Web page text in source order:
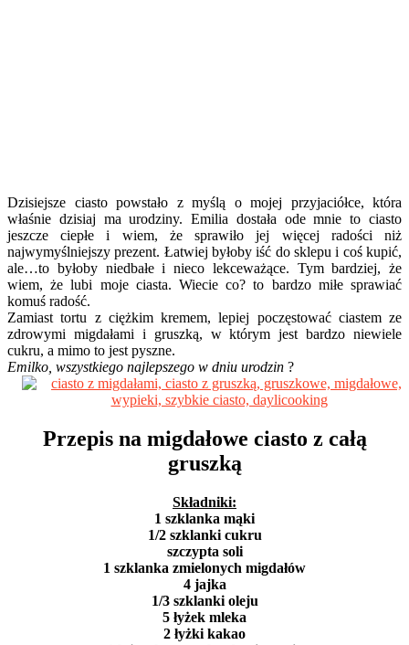
Dzisiejsze ciasto powstało z myślą o mojej przyjaciółce, która
właśnie dzisiaj ma urodziny. Emilia dostała ode mnie to ciasto
jeszcze ciepłe i wiem, że sprawiło jej więcej radości niż
najwymyślniejszy prezent. Łatwiej byłoby iść do sklepu i coś kupić,
ale…to byłoby niedbałe i nieco lekceważące. Tym bardziej, że
wiem, że lubi moje ciasta. Wiecie co? to bardzo miłe sprawiać
komuś radość.
Zamiast tortu z ciężkim kremem, lepiej poczęstować ciastem ze
zdrowymi migdałami i gruszką, w którym jest bardzo niewiele
cukru, a mimo to jest pyszne.
Emilko, wszystkiego najlepszego w dniu urodzin ?
Przepis na migdałowe ciasto z całą
gruszką
Składniki:
1 szklanka mąki
1/2 szklanki cukru
szczypta soli
1 szklanka zmielonych migdałów
4 jajka
1/3 szklanki oleju
5 łyżek mleka
2 łyżki kakao